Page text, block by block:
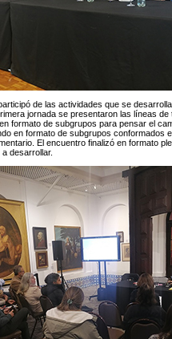
de las actividades que se
jornada se presentaron las líneas
formato de subgrupos para pensar el
en formato de subgrupos conformados
El encuentro finalizó en formato
desarrollar.